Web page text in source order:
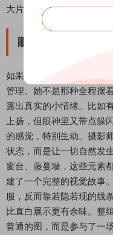
大片，更像是一个朋友在
眼神里的害羞与调皮
如果你问我这套写真最戳
管理。她不是那种全程摆
露出真实的小情绪。比如
上扬，但眼神里又带点躲
的感觉，特别生动。摄影
状态，而是让一切自然发
窗台、藤蔓墙，这些元素
建了一个完整的视觉故事
服，反而靠若隐若现的线
比直白展示更有余味。整
普通的图，而是参与了一